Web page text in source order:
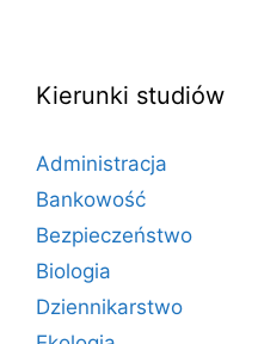
Kierunki studiów
Administracja
Bankowość
Bezpieczeństwo
Biologia
Dziennikarstwo